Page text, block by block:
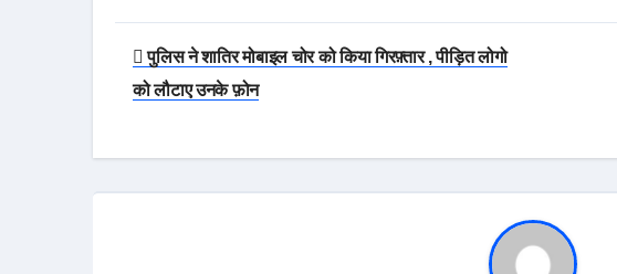
Post
navigation
पुलिस ने शातिर मोबाइल चोर को किया गिरफ़्तार , पीड़ित लोगो
को लौटाए उनके फ़ोन